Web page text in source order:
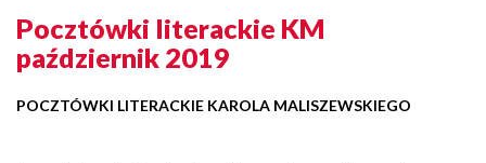
Pocztówki literackie KM
październik 2019
POCZTÓWKI LITERACKIE KAROLA MALISZEWSKIEGO